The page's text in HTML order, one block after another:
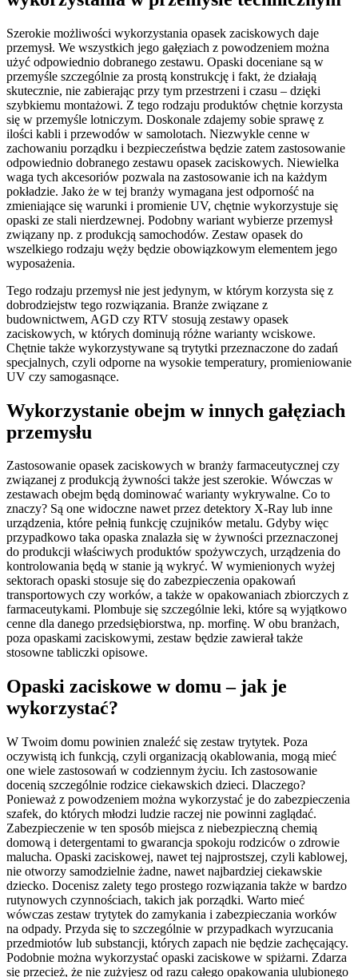
Szerokie możliwości wykorzystania opasek zaciskowych daje
przemysł. We wszystkich jego gałęziach z powodzeniem można
użyć odpowiednio dobranego zestawu. Opaski doceniane są w
przemyśle szczególnie za prostą konstrukcję i fakt, że działają
skutecznie, nie zabierając przy tym przestrzeni i czasu – dzięki
szybkiemu montażowi. Z tego rodzaju produktów chętnie korzysta
się w przemyśle lotniczym. Doskonale zdajemy sobie sprawę z
ilości kabli i przewodów w samolotach. Niezwykle cenne w
zachowaniu porządku i bezpieczeństwa będzie zatem zastosowanie
odpowiednio dobranego zestawu opasek zaciskowych. Niewielka
waga tych akcesoriów pozwala na zastosowanie ich na każdym
pokładzie. Jako że w tej branży wymagana jest odporność na
zmieniające się warunki i promienie UV, chętnie wykorzystuje się
opaski ze stali nierdzewnej. Podobny wariant wybierze przemysł
związany np. z produkcją samochodów. Zestaw opasek do
wszelkiego rodzaju węży będzie obowiązkowym elementem jego
wyposażenia.
Tego rodzaju przemysł nie jest jedynym, w którym korzysta się z
dobrodziejstw tego rozwiązania. Branże związane z
budownictwem, AGD czy RTV stosują zestawy opasek
zaciskowych, w których dominują różne warianty wciskowe.
Chętnie także wykorzystywane są trytytki przeznaczone do zadań
specjalnych, czyli odporne na wysokie temperatury, promieniowanie
UV czy samogasnące.
Wykorzystanie obejm w innych gałęziach
przemysłu
Zastosowanie opasek zaciskowych w branży farmaceutycznej czy
związanej z produkcją żywności także jest szerokie. Wówczas w
zestawach obejm będą dominować warianty wykrywalne. Co to
znaczy? Są one widoczne nawet przez detektory X-Ray lub inne
urządzenia, które pełnią funkcję czujników metalu. Gdyby więc
przypadkowo taka opaska znalazła się w żywności przeznaczonej
do produkcji właściwych produktów spożywczych, urządzenia do
kontrolowania będą w stanie ją wykryć. W wymienionych wyżej
sektorach opaski stosuje się do zabezpieczenia opakowań
transportowych czy worków, a także w opakowaniach zbiorczych z
farmaceutykami. Plombuje się szczególnie leki, które są wyjątkowo
cenne dla danego przedsiębiorstwa, np. morfinę. W obu branżach,
poza opaskami zaciskowymi, zestaw będzie zawierał także
stosowne tabliczki opisowe.
Opaski zaciskowe w domu – jak je
wykorzystać?
W Twoim domu powinien znaleźć się zestaw trytytek. Poza
oczywistą ich funkcją, czyli organizacją okablowania, mogą mieć
one wiele zastosowań w codziennym życiu. Ich zastosowanie
docenią szczególnie rodzice ciekawskich dzieci. Dlaczego?
Ponieważ z powodzeniem można wykorzystać je do zabezpieczenia
szafek, do których młodzi ludzie raczej nie powinni zaglądać.
Zabezpieczenie w ten sposób miejsca z niebezpieczną chemią
domową i detergentami to gwarancja spokoju rodziców o zdrowie
malucha. Opaski zaciskowej, nawet tej najprostszej, czyli kablowej,
nie otworzy samodzielnie żadne, nawet najbardziej ciekawskie
dziecko. Docenisz zalety tego prostego rozwiązania także w bardzo
rutynowych czynnościach, takich jak porządki. Warto mieć
wówczas zestaw trytytek do zamykania i zabezpieczania worków
na odpady. Przyda się to szczególnie w przypadkach wyrzucania
przedmiotów lub substancji, których zapach nie będzie zachęcający.
Podobnie można wykorzystać opaski zaciskowe w spiżarni. Zdarza
się przecież, że nie zużyjesz od razu całego opakowania ulubionego